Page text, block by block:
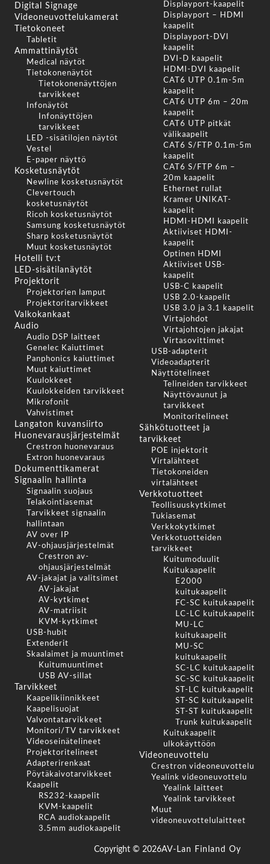
Digital Signage
Videoneuvottelukamerat
Tietokoneet
Tabletit
Ammattinäytöt
Medical näytöt
Tietokonenäytöt
Tietokonenäyttöjen
tarvikkeet
Infonäytöt
Infonäyttöjen
tarvikkeet
LED -sisätilojen näytöt
Vestel
E-paper näyttö
Kosketusnäytöt
Newline kosketusnäytöt
Clevertouch
kosketusnäytöt
Ricoh kosketusnäytöt
Samsung kosketusnäytöt
Sharp kosketusnäytöt
Muut kosketusnäytöt
Hotelli tv:t
LED-sisätilanäytöt
Projektorit
Projektorien lamput
Projektoritarvikkeet
Valkokankaat
Audio
Audio DSP laitteet
Genelec Kaiuttimet
Panphonics kaiuttimet
Muut kaiuttimet
Kuulokkeet
Kuulokkeiden tarvikkeet
Mikrofonit
Vahvistimet
Langaton kuvansiirto
Huonevarausjärjestelmät
Crestron huonevaraus
Extron huonevaraus
Dokumenttikamerat
Signaalin hallinta
Signaalin suojaus
Telakointiasemat
Tarvikkeet signaalin
hallintaan
AV over IP
AV-ohjausjärjestelmät
Crestron av-
ohjausjärjestelmät
AV-jakajat ja valitsimet
AV-jakajat
AV-kytkimet
AV-matriisit
KVM-kytkimet
USB-hubit
Extenderit
Skaalaimet ja muuntimet
Kuitumuuntimet
USB AV-sillat
Tarvikkeet
Kaapelikiinnikkeet
Kaapelisuojat
Valvontatarvikkeet
Monitori/TV tarvikkeet
Videoseinätelineet
Projektoritelineet
Adapterirenkaat
Pöytäkaivotarvikkeet
Kaapelit
RS232-kaapelit
KVM-kaapelit
RCA audiokaapelit
3.5mm audiokaapelit
Displayport-kaapelit
Displayport – HDMI
kaapelit
Displayport-DVI
kaapelit
DVI-D kaapelit
HDMI-DVI kaapelit
CAT6 UTP 0.1m-5m
kaapelit
CAT6 UTP 6m – 20m
kaapelit
CAT6 UTP pitkät
välikaapelit
CAT6 S/FTP 0.1m-5m
kaapelit
CAT6 S/FTP 6m –
20m kaapelit
Ethernet rullat
Kramer UNIKAT-
kaapelit
HDMI-HDMI kaapelit
Aktiiviset HDMI-
kaapelit
Optinen HDMI
Aktiiviset USB-
kaapelit
USB-C kaapelit
USB 2.0-kaapelit
USB 3.0 ja 3.1 kaapelit
Virtajohdot
Virtajohtojen jakajat
Virtasovittimet
USB-adapterit
Videoadapterit
Näyttötelineet
Telineiden tarvikkeet
Näyttövaunut ja
tarvikkeet
Monitoritelineet
Sähkötuotteet ja
tarvikkeet
POE injektorit
Virtalähteet
Tietokoneiden
virtalähteet
Verkkotuotteet
Teollisuuskytkimet
Tukiasemat
Verkkokytkimet
Verkkotuotteiden
tarvikkeet
Kuitumoduulit
Kuitukaapelit
E2000
kuitukaapelit
FC-SC kuitukaapelit
LC-LC kuitukaapelit
MU-LC
kuitukaapelit
MU-SC
kuitukaapelit
SC-LC kuitukaapelit
SC-SC kuitukaapelit
ST-LC kuitukaapelit
ST-SC kuitukaapelit
ST-ST kuitukaapelit
Trunk kuitukaapelit
Kuitukaapelit
ulkokäyttöön
Videoneuvottelu
Crestron videoneuvottelu
Yealink videoneuvottelu
Yealink laitteet
Yealink tarvikkeet
Muut
videoneuvottelulaitteet
Copyright © 2026AV-Lan Finland Oy